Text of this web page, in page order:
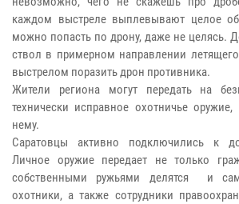
каждом выстреле выплевывают целое
можно попасть по дрону, даже не целясь.
ствол в примерном направлении
выстрелом поразить дрон противника.
Жители региона могут передать на
технически исправное охотничье
нему.
Саратовцы активно подключились к
Личное оружие передает не только
собственными ружьями делятся и
охотники, а также сотрудники